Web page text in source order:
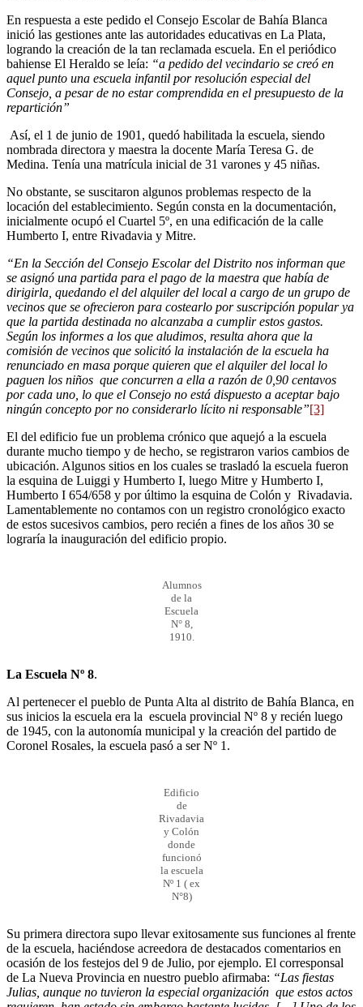
En respuesta a este pedido el Consejo Escolar de Bahía Blanca
inició las gestiones ante las autoridades educativas en La Plata,
logrando la creación de la tan reclamada escuela. En el periódico
bahiense El Heraldo se leía: “a pedido del vecindario se creó en
aquel punto una escuela infantil por resolución especial del
Consejo, a pesar de no estar comprendida en el presupuesto de la
repartición”
Así, el 1 de junio de 1901, quedó habilitada la escuela, siendo
nombrada directora y maestra la docente María Teresa G. de
Medina. Tenía una matrícula inicial de 31 varones y 45 niñas.
No obstante, se suscitaron algunos problemas respecto de la
locación del establecimiento. Según consta en la documentación,
inicialmente ocupó el Cuartel 5º, en una edificación de la calle
Humberto I, entre Rivadavia y Mitre.
“En la Sección del Consejo Escolar del Distrito nos informan que
se asignó una partida para el pago de la maestra que había de
dirigirla, quedando el del alquiler del local a cargo de un grupo de
vecinos que se ofrecieron para costearlo por suscripción popular ya
que la partida destinada no alcanzaba a cumplir estos gastos.
Según los informes a los que aludimos, resulta ahora que la
comisión de vecinos que solicitó la instalación de la escuela ha
renunciado en masa porque quieren que el alquiler del local lo
paguen los niños que concurren a ella a razón de 0,90 centavos
por cada uno, lo que el Consejo no está dispuesto a aceptar bajo
ningún concepto por no considerarlo lícito ni responsable”[3]
El del edificio fue un problema crónico que aquejó a la escuela
durante mucho tiempo y de hecho, se registraron varios cambios de
ubicación. Algunos sitios en los cuales se trasladó la escuela fueron
la esquina de Luiggi y Humberto I, luego Mitre y Humberto I,
Humberto I 654/658 y por último la esquina de Colón y Rivadavia.
Lamentablemente no contamos con un registro cronológico exacto
de estos sucesivos cambios, pero recién a fines de los años 30 se
lograría la inauguración del edificio propio.
Alumnos
de la
Escuela
N° 8,
1910.
La Escuela Nº 8.
Al pertenecer el pueblo de Punta Alta al distrito de Bahía Blanca, en
sus inicios la escuela era la escuela provincial Nº 8 y recién luego
de 1945, con la autonomía municipal y la creación del partido de
Coronel Rosales, la escuela pasó a ser Nº 1.
Edificio
de
Rivadavia
y Colón
donde
funcionó
la escuela
Nº 1 ( ex
N°8)
Su primera directora supo llevar exitosamente sus funciones al frente
de la escuela, haciéndose acreedora de destacados comentarios en
ocasión de los festejos del 9 de Julio, por ejemplo. El corresponsal
de La Nueva Provincia en nuestro pueblo afirmaba: “Las fiestas
Julias, aunque no tuvieron la especial organización que estos actos